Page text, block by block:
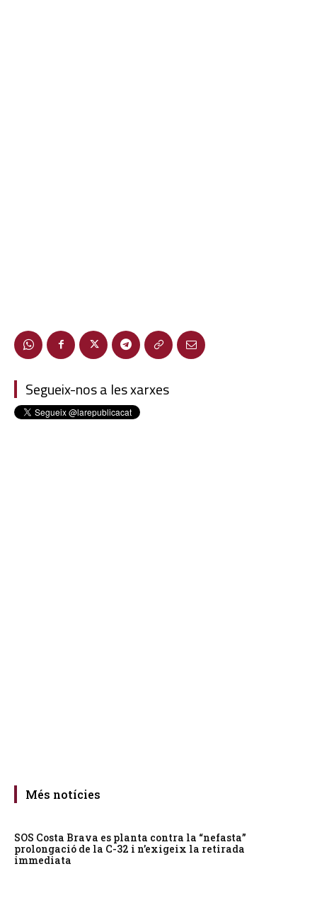
Segueix-nos a les xarxes
Més notícies
SOS Costa Brava es planta contra la “nefasta”
prolongació de la C-32 i n’exigeix la retirada
immediata